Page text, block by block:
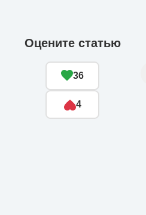
Оцените статью
36
4